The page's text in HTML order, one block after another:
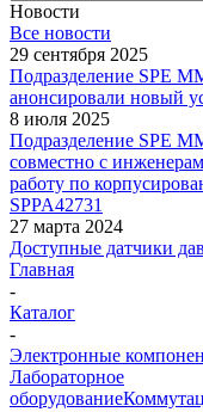
Новости
Все новости
29 сентября 2025
Подразделение SPE
анонсировали новый
8 июля 2025
Подразделение SPE
совместно с
работу по
SPPA42731
27 марта 2024
Доступные датчики
Главная
-
Каталог
-
Электронные
Лабораторное
оборудование